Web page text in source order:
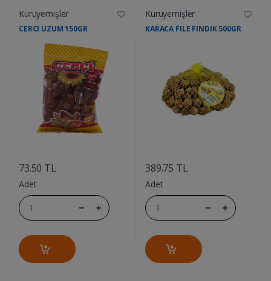
Kuruyemişler
CERCI UZUM 150GR
73.50 TL
Adet
Kuruyemişler
KARACA FILE FINDIK 500GR
389.75 TL
Adet